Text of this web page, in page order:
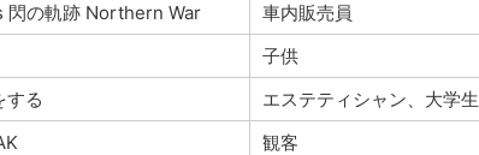
の軌跡 Northern War
車内販売員
子供
する
エステティシャン、大学生
観客